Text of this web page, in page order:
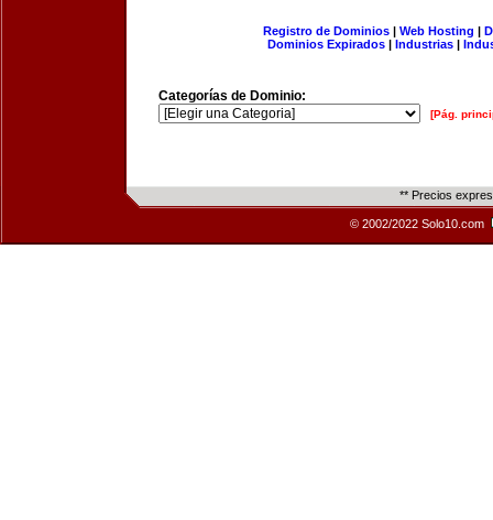
Registro de Dominios| Web Hosting |
Dominios Expirados | Industrias |
Categorías de Dominio:
[Pág.
** Precios
© 2002/2022 Solo10.com